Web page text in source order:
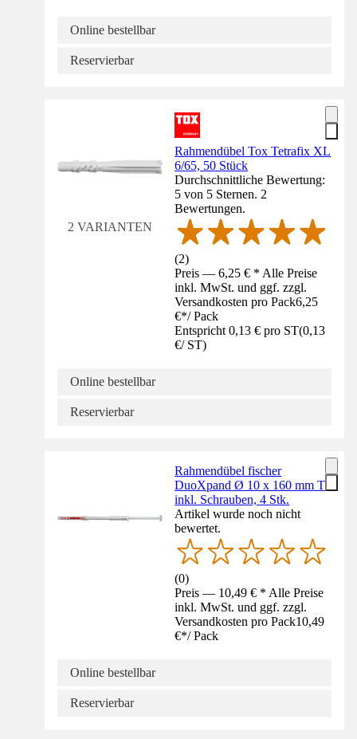
Online bestellbar
Reservierbar
2 VARIANTEN
Rahmendübel Tox Tetrafix XL
6/65, 50 Stück
Durchschnittliche Bewertung:
5 von 5 Sternen. 2
Bewertungen.
(2)
Preis — 6,25 € * Alle Preise
inkl. MwSt. und ggf. zzgl.
Versandkosten pro Pack6,25
€*/ Pack
Entspricht 0,13 € pro ST(0,13
€/ ST)
Online bestellbar
Reservierbar
Rahmendübel fischer
DuoXpand Ø 10 x 160 mm T
inkl. Schrauben, 4 Stk.
Artikel wurde noch nicht
bewertet.
(0)
Preis — 10,49 € * Alle Preise
inkl. MwSt. und ggf. zzgl.
Versandkosten pro Pack10,49
€*/ Pack
Online bestellbar
Reservierbar